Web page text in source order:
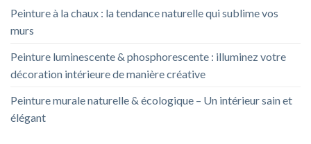
Peinture à la chaux : la tendance naturelle qui sublime vos
murs
Peinture luminescente & phosphorescente : illuminez votre
décoration intérieure de manière créative
Peinture murale naturelle & écologique – Un intérieur sain et
élégant